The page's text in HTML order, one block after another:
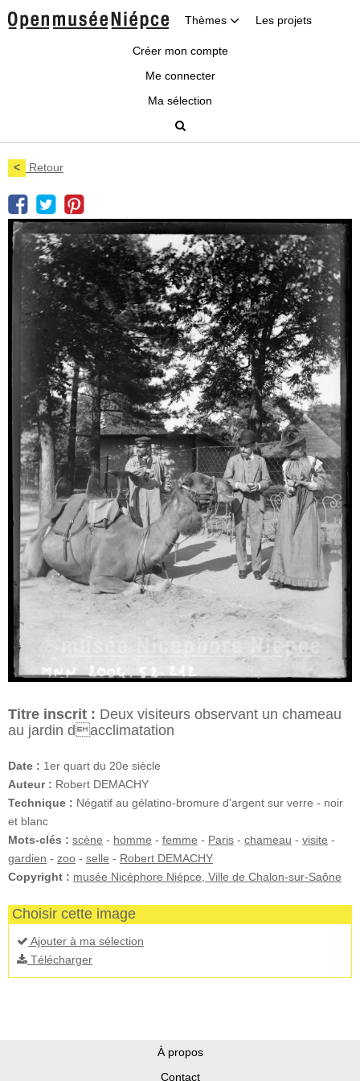
Thèmes Les projets
Créer mon compte
Me connecter
Ma sélection
< Retour
Titre inscrit : Deux visiteurs observant un chameau
au jardin dacclimatation
Date : 1er quart du 20e siècle
Auteur : Robert DEMACHY
Technique : Négatif au gélatino-bromure d'argent sur verre - noir
et blanc
Mots-clés : scène - homme - femme - Paris - chameau - visite -
gardien - zoo - selle - Robert DEMACHY
Copyright : musée Nicéphore Niépce, Ville de Chalon-sur-Saône
Choisir cette image
Ajouter à ma sélection
Télécharger
À propos
Contact